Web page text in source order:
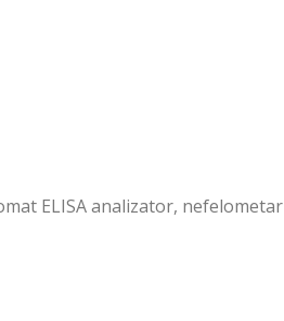
ELISA analizator, nefelometar